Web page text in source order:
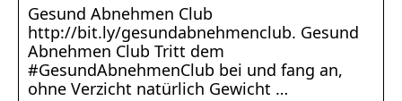
Gesund Abnehmen Club
http://bit.ly/gesundabnehmenclub. Gesund
Abnehmen Club Tritt dem
#GesundAbnehmenClub bei und fang an,
ohne Verzicht natürlich Gewicht …